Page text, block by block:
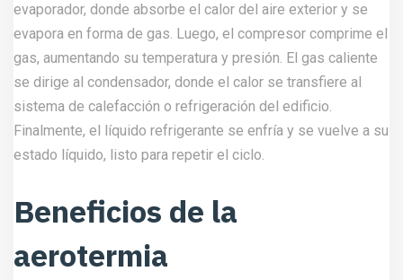
evaporador, donde absorbe el calor del aire exterior y se
evapora en forma de gas. Luego, el compresor comprime el
gas, aumentando su temperatura y presión. El gas caliente
se dirige al condensador, donde el calor se transfiere al
sistema de calefacción o refrigeración del edificio.
Finalmente, el líquido refrigerante se enfría y se vuelve a su
estado líquido, listo para repetir el ciclo.
Beneficios de la
aerotermia